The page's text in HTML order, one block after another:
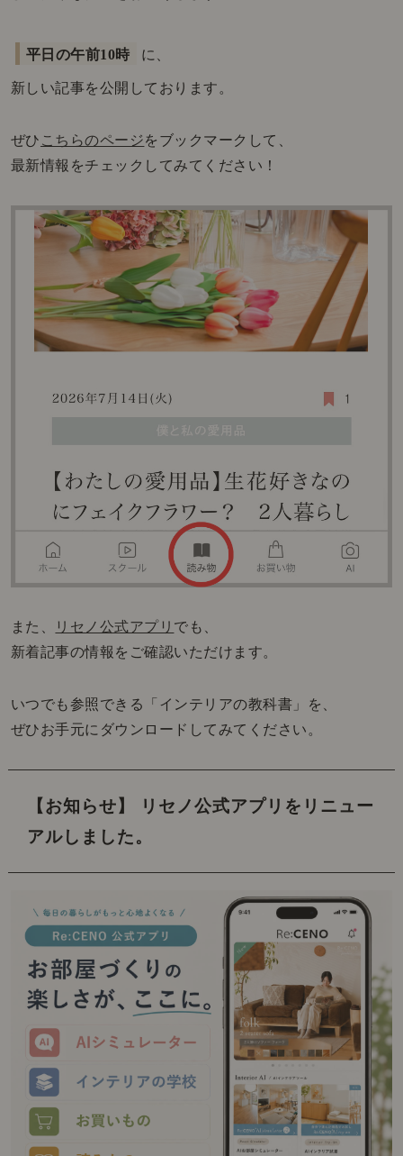
平日の午前10時 に、
新しい記事を公開しております。
ぜひ こちらのページをブックマークして、
最新情報をチェックしてみてください！
また、 リセノ公式アプリ でも、
新着記事の情報をご確認いただけます。
いつでも参照できる「インテリアの教科書」を、
ぜひお手元にダウンロードしてみてください。
【お知らせ】 リセノ公式アプリをリニュー
アルしました。